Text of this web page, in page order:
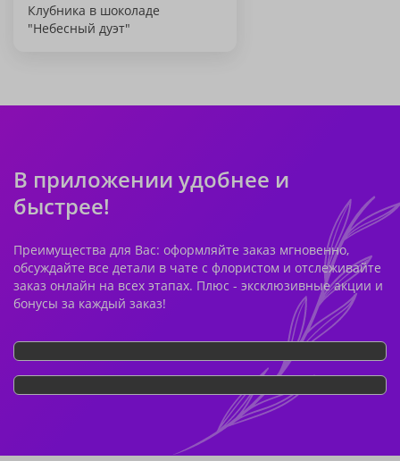
Клубника в шоколаде
"Небесный дуэт"
В приложении удобнее и
быстрее!
Преимущества для Вас: оформляйте заказ мгновенно,
обсуждайте все детали в чате с флористом и отслеживайте
заказ онлайн на всех этапах. Плюс - эксклюзивные акции и
бонусы за каждый заказ!